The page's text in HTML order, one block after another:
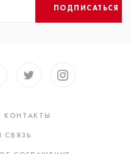
ПОДПИСАТЬСЯ
КОНТАКТЫ
СВЯЗЬ